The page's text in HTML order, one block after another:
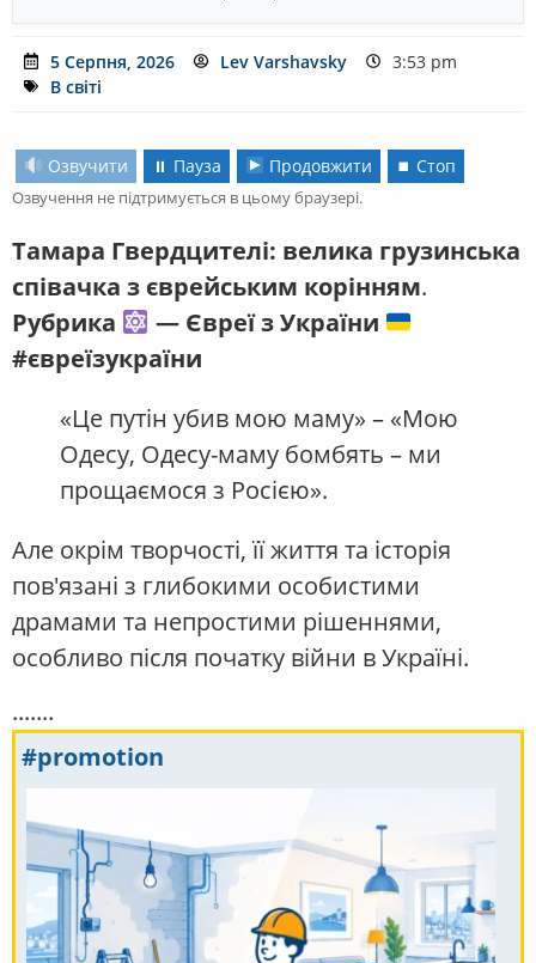
5 Серпня, 2026 Lev Varshavsky
3:53 pm
В світі
Озвучити ⏸ Пауза Продовжити ⏹ Стоп
Озвучення не підтримується в цьому браузері.
Тамара Гвердцителі: велика грузинська
співачка з єврейським корінням.
Рубрика
— Євреї з України
#євреїзукраїни
«Це путін убив мою маму» – «Мою
Одесу, Одесу-маму бомбять – ми
прощаємося з Росією».
Але окрім творчості, її життя та історія
пов'язані з глибокими особистими
драмами та непростими рішеннями,
особливо після початку війни в Україні.
.......
#promotion